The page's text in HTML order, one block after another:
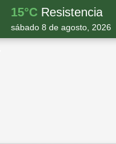
15°C Resistencia
sábado 8 de agosto, 2026